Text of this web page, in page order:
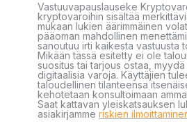
Vastuuvapauslauseke
kryptovaroihin sisältää
mukaan lukien äärimmäinen
pääoman mahdollinen
sanoutuu irti kaikesta vastuusta
Mikään tässä esitetty ei ole
suositus tai tarjous ostaa,
digitaalisia varoja. Käyttäjien
taloudellinen tilanteensa
kehotetaan konsultoimaan
Saat kattavan yleiskatsauksen
asiakirjamme riskien